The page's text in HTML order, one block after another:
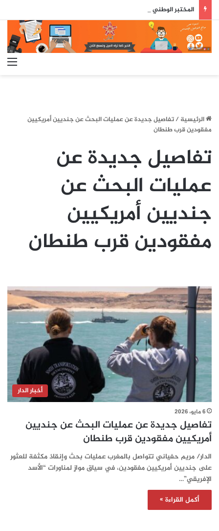
الرئيسية/تفاصيل جديدة عن عمليات البحث عن جنديين أمريكيين
مفقودين قرب طنطان
تفاصيل جديدة عن
عمليات البحث عن
جنديين أمريكيين
مفقودين قرب طنطان
أخبار الدار
6 مايو، 2026
تفاصيل جديدة عن عمليات البحث عن جنديين
أمريكيين مفقودين قرب طنطان
الدار/ مريم حفياني تتواصل بالمغرب عمليات بحث وإنقاذ مكثفة للعثور
على جنديين أمريكيين مفقودين، في سياق موازٍ لمناورات “الأسد
الإفريقي”…
أكمل القراءة »